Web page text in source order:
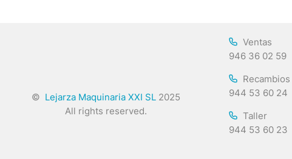
© Lejarza Maquinaria XXI SL 2025
All rights reserved.
Ventas
946 36 02 59
Recambios
944 53 60 24
Taller
944 53 60 23